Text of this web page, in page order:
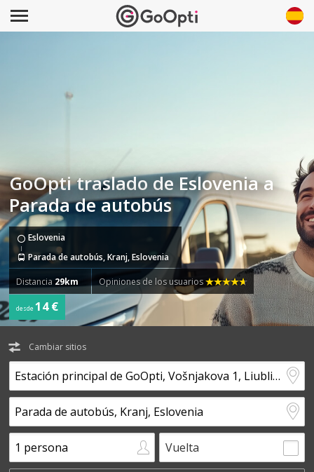
GoOpti traslado de Eslovenia a
Parada de autobús
Eslovenia
Parada de autobús, Kranj, Eslovenia
Distancia 29km Opiniones de los usuarios
desde 14 €
Cambiar sitios
Vuelta